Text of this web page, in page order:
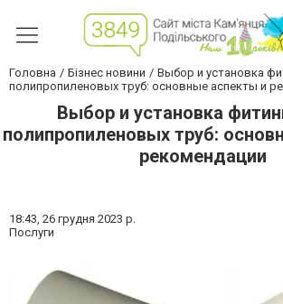
Головна Бізнес новини
Выбор и установка
полипропиленовых труб: основные аспекты и
Выбор и установка
полипропиленовых труб:
рекомендации
18:43, 26 грудня 2023 р.
Послуги